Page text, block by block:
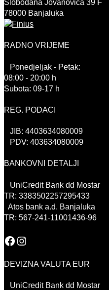
Slobodana Jovanovića 39 F
78000 Banjaluka
RADNO VRIJEME
Ponedjeljak - Petak:
08:00 - 20:00 h
Subota: 09-17 h
REG. PODACI
JIB: 4403634080009
PDV: 403634080009
BANKOVNI DETALJI
UniCredit Bank dd Mostar
TR: 3383502257295433
Atos bank a.d. Banjaluka
TR: 567-241-11001436-96
Facebook
Instagram
DEVIZNA VALUTA EUR
UniCredit Bank dd Mostar